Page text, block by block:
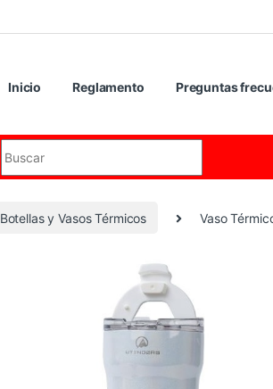
Inicio Reglamento Preguntas
Botellas y Vasos Térmicos Vaso